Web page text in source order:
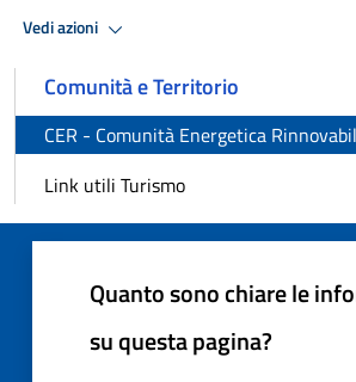
Vedi azioni
Comunità e Territorio
CER - Comunità Energetica
Link utili Turismo
Quanto sono chiare le
su questa pagina?